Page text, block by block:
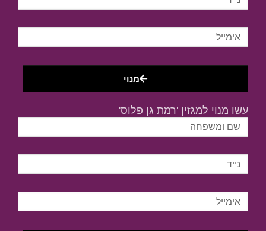
מנוי
עשו מנוי למגזין 'רמת גן פלוס'